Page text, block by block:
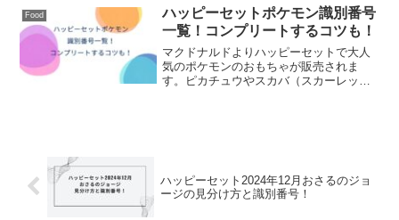
間限定だから早めに試してみたい！」と
思う方も多いはず。この記事...
Food
ハッピーセットポケモン識別番号
一覧！コンプリートするコツも！
マクドナルドよりハッピーセットで大人
気のポケモンのおもちゃが販売されま
す。ピカチュウやスカバ（スカーレット
ハッピーセット2024年12月おさるのジョ
ージの見分け方と識別番号！